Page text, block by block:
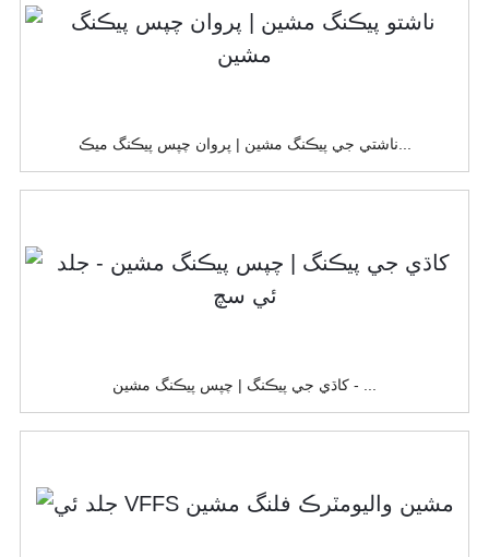
ناشتي جي پيڪنگ مشين | پروان چپس پيڪنگ ميڪ...
کاڌي جي پيڪنگ | چپس پيڪنگ مشين - ...